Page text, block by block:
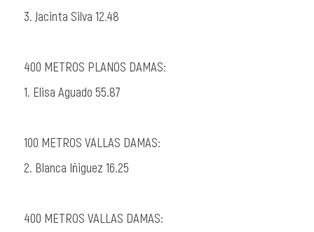
3. Jacinta Silva 12.48
400 METROS PLANOS DAMAS:
1. Elisa Aguado 55.87
100 METROS VALLAS DAMAS:
2. Blanca Iñiguez 16.25
400 METROS VALLAS DAMAS: